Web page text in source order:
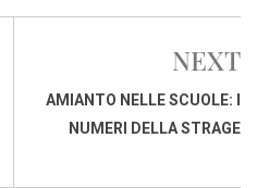
a
p
i
NEXT
AMIANTO NELLE SCUOLE: I
NUMERI DELLA STRAGE